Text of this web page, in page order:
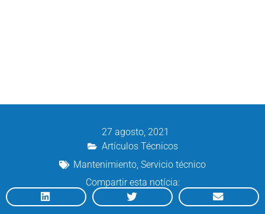
27 agosto, 2021
Artículos Técnicos
Mantenimiento, Servicio técnico
Compartir esta notícia: